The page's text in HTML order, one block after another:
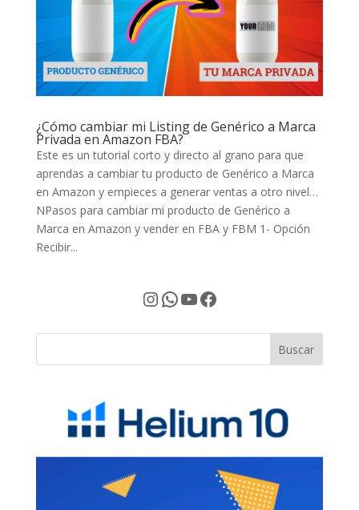
¿Cómo cambiar mi Listing de Genérico a Marca
Privada en Amazon FBA?
Este es un tutorial corto y directo al grano para que
aprendas a cambiar tu producto de Genérico a Marca
en Amazon y empieces a generar ventas a otro nivel…
NPasos para cambiar mi producto de Genérico a
Marca en Amazon y vender en FBA y FBM 1- Opción
Recibir...
Instagram
WhatsApp
YouTube
Facebook
Buscar